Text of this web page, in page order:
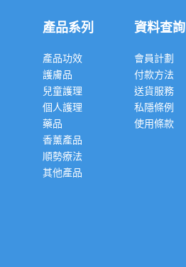
產品系列
產品功效
護膚品
兒童護理
個人護理
藥品
香薰產品
順勢療法
其他產品
資料查詢
會員計劃
付款方法
送貨服務
私隱條例
使用條款